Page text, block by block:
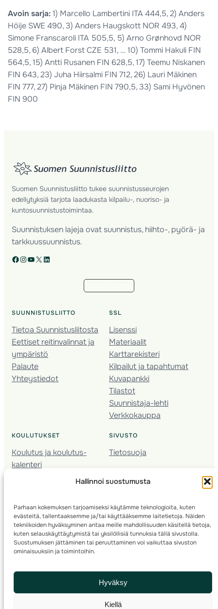
Hallinnoi suostumusta
Parhaan kokemuksen tarjoamiseksi käytämme teknologioita, kuten
evästeitä, tallentaaksemme ja/tai käyttääksemme laitetietoja. Näiden
tekniikoiden hyväksyminen antaa meille mahdollisuuden käsitellä tietoja,
kuten selauskäyttäytymistä tai yksilöllisiä tunnuksia tällä sivustolla.
Suostumuksen jättäminen tai peruuttaminen voi vaikuttaa sivuston
ominaisuuksiin ja toimintoihin.
Hyväksy
Kiellä
Avoin sarja:1) Marcello Lambertini ITA 444,5, 2) Anders
Höije SWE 490, 3) Anders Haugskott NOR 493, 4)
Simone Franscaroli ITA 505,5, 5) Arno Grønhovd NOR
528,5, 6) Albert Forst CZE 531, … 10) Tommi Hakuli FIN
564,5, 15) Antti Rusanen FIN 628,5, 17) Teemu Niskanen
FIN 643, 23) Juha Hiirsalmi FIN 712, 26) Lauri Mäkinen
FIN 777, 27) Pinja Mäkinen FIN 790,5, 33) Sami Hyvönen
FIN 900
Suomen Suunnistusliitto tukee suunnistusseurojen
edellytyksiä tarjota laadukasta kilpailu-, nuoriso- ja
kuntosuunnistustoimintaa.
Suunnistuksen lajeja ovat suunnistus, hiihto-, pyörä- ja
tarkkuussuunnistus.
Facebook Instagram YouTube X LinkedIn
SUUNNISTUSLIITTO
Tietoa Suunnistusliitosta
Eettiset reitinvalinnat ja
ympäristö
Palaute
Yhteystiedot
SSL
Lisenssi
Materiaalit
Karttarekisteri
Kilpailut ja tapahtumat
Kuvapankki
Tilastot
Suunnistaja-lehti
Verkkokauppa
KOULUTUKSET
Koulutus ja koulutus­
kalenteri
Nuorison koulutukset
Kartoitus
Ratamestari
SIVUSTO
Tietosuoja
© 2025 ·Suomen Suunnistusliitto· Valimotie 10, 00380 Helsinki, Finland
info(a)suunnistusliitto.fi,Rastilipun asiat: rastilippu(a)suunnistusliitto.fi
Kilpailut ja kuntorastit – Rastilippu:::Rastilipun ohjeet